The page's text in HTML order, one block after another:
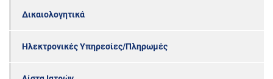
Δικαιολογητικά
Ηλεκτρονικές Υπηρεσίες/Πληρωμές